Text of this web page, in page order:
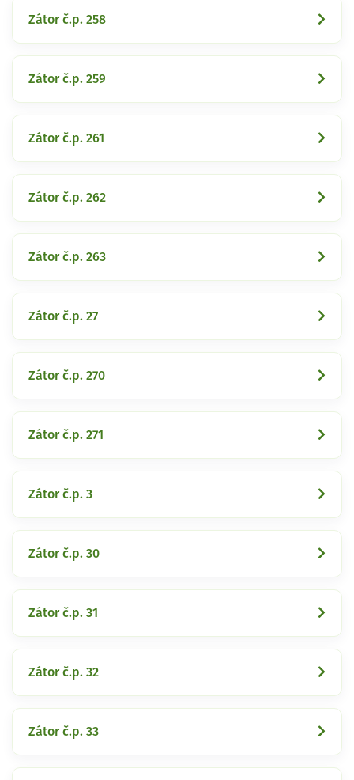
Zátor č.p. 258
Zátor č.p. 259
Zátor č.p. 261
Zátor č.p. 262
Zátor č.p. 263
Zátor č.p. 27
Zátor č.p. 270
Zátor č.p. 271
Zátor č.p. 3
Zátor č.p. 30
Zátor č.p. 31
Zátor č.p. 32
Zátor č.p. 33